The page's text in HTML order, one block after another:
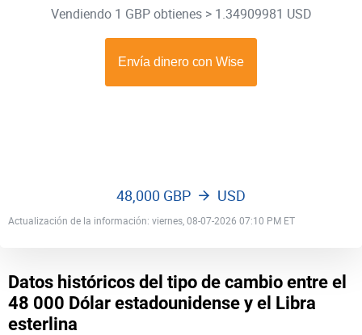
Vendiendo 1 GBP obtienes > 1.34909981 USD
Actualización de la información: viernes, 08-07-2026 07:10 PM ET
48,000 GBP USD
Datos históricos del tipo de cambio entre el
48 000 Dólar estadounidense y el Libra
esterlina